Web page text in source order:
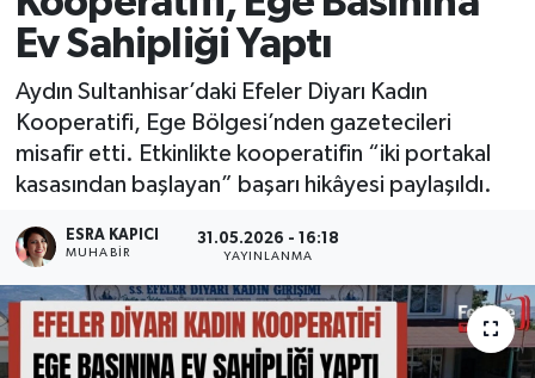
Ev Sahipliği Yaptı
Aydın Sultanhisar’daki Efeler Diyarı Kadın
Kooperatifi, Ege Bölgesi’nden gazetecileri
misafir etti. Etkinlikte kooperatifin “iki portakal
kasasından başlayan” başarı hikâyesi paylaşıldı.
ESRA KAPICI
MUHABİR
31.05.2026 - 16:18
YAYINLANMA
Ekonomi
Spor
Turizm
Süper Lig Puan Durumu ve Fikstür
Haber Arşivi